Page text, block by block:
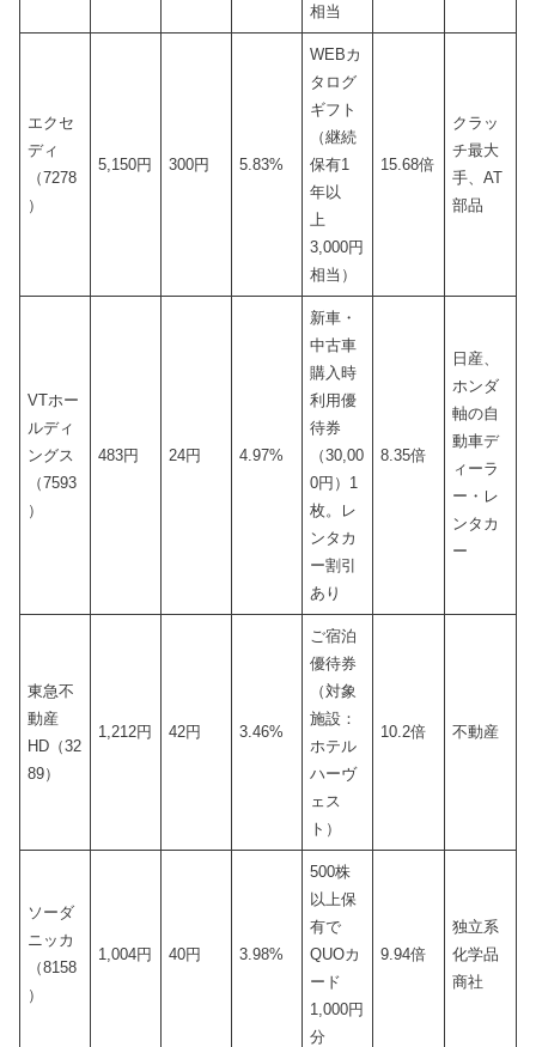
相当
エクセ
ディ
（7278
）
5,150円 300円 5.83%
WEBカ
タログ
ギフト
（継続
保有1
年以
上
3,000円
相当）
15.68倍
クラッ
チ最大
手、AT
部品
VTホー
ルディ
ングス
（7593
）
483円 24円 4.97%
新車・
中古車
購入時
利用優
待券
（30,00
0円）1
枚。レ
ンタカ
ー割引
あり
8.35倍
日産、
ホンダ
軸の自
動車デ
ィーラ
ー・レ
ンタカ
ー
東急不
動産
HD（32
89）
1,212円 42円 3.46%
ご宿泊
優待券
（対象
施設：
ホテル
ハーヴ
ェス
ト）
10.2倍 不動産
ソーダ
ニッカ
（8158
）
1,004円 40円 3.98%
500株
以上保
有で
QUOカ
ード
1,000円
分
9.94倍
独立系
化学品
商社